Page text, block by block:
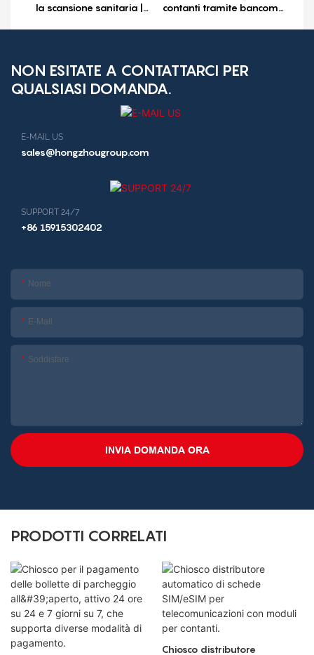
la scansione sanitaria |
contanti tramite bancomat
NON ESITATE A CONTATTARCI PER
QUALSIASI DOMANDA.
E-MAIL US
sales@hongzhougroup.com
SUPPORT 24/7
+86 15915302402
Nome
E-Mail
Soddisfare
INVIA DOMANDA ORA
PRODOTTI CORRELATI
Chiosco distributore